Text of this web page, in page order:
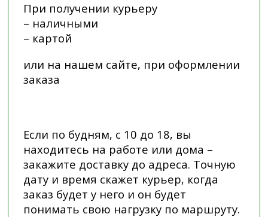
При получении курьеру
– наличными
– картой
или на нашем сайте, при оформлении
заказа
Если по будням, с 10 до 18, вы
находитесь на работе или дома –
закажите доставку до адреса. Точную
дату и время скажет курьер, когда
заказ будет у него и он будет
понимать свою нагрузку по маршруту.